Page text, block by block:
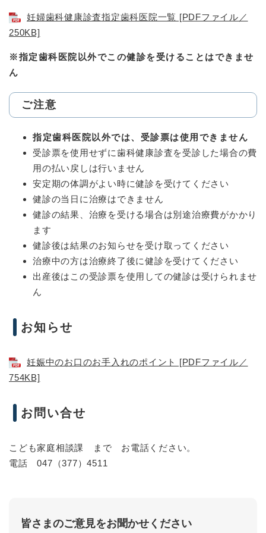
妊婦歯科健康診査指定歯科医院一覧 [PDFファイル／
250KB]
※指定歯科医院以外でこの健診を受けることはできませ
ん
ご注意
指定歯科医院以外では、受診票は使用できません
受診票を使用せずに歯科健康診査を受診した場合の費
用の払い戻しは行いません
安定期の体調がよい時に健診を受けてください
健診の当日に治療はできません
健診の結果、治療を受ける場合は別途治療費がかかり
ます
健診後は結果のお知らせを受け取ってください
治療中の方は治療終了後に健診を受けてください
出産後はこの受診票を使用しての健診は受けられませ
ん
お知らせ
妊娠中のお口のお手入れのポイント [PDFファイル／
754KB]
お問い合せ
こども家庭相談課 まで お電話ください。
電話 047（377）4511
皆さまのご意見をお聞かせください